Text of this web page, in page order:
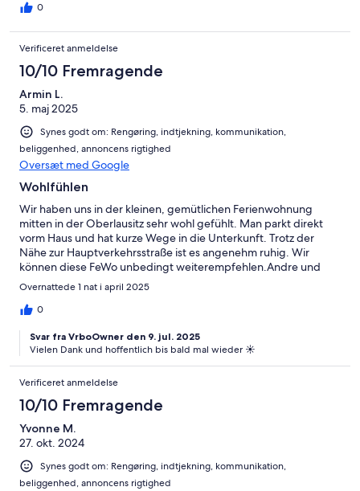
entspannte Atmosphäre. Für Naturfans war die Wanderung in
Lückendorf ein weiteres Highlight: gut ausgeschilderte Wege,
fantastische Ausblicke und viel frische Luft. Fazit Unser
schöner Unterkunft, tollen Naturerlebnissen und
einem empfehlenswerten Reiseziel. Wir kommen gerne wieder!
0
Verificeret anmeldelse
10/10 Fremragende
Armin L.
5. maj 2025
Synes godt om: Rengøring, indtjekning, kommunikation,
beliggenhed, annoncens rigtighed
Oversæt med Google
Wohlfühlen
Wir haben uns in der kleinen, gemütlichen Ferienwohnung
mitten in der Oberlausitz sehr wohl gefühlt. Man parkt direkt
vorm Haus und hat kurze Wege in die Unterkunft. Trotz der
Nähe zur Hauptverkehrsstraße ist es angenehm ruhig. Wir
können diese FeWo unbedingt weiterempfehlen.Andre und
Armin
Overnattede 1 nat i april 2025
0
Svar fra VrboOwner den 9. jul. 2025
Vielen Dank und hoffentlich bis bald mal wieder ☀️
Verificeret anmeldelse
10/10 Fremragende
Yvonne M.
27. okt. 2024
Synes godt om: Rengøring, indtjekning, kommunikation,
beliggenhed, annoncens rigtighed